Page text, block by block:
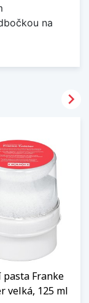
na
pasta Franke
velká, 125 ml
